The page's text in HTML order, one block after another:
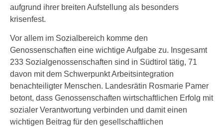
aufgrund ihrer breiten Aufstellung als besonders
krisenfest.
Vor allem im Sozialbereich komme den
Genossenschaften eine wichtige Aufgabe zu. Insgesamt
233 Sozialgenossenschaften sind in Südtirol tätig, 71
davon mit dem Schwerpunkt Arbeitsintegration
benachteiligter Menschen. Landesrätin Rosmarie Pamer
betont, dass Genossenschaften wirtschaftlichen Erfolg mit
sozialer Verantwortung verbinden und damit einen
wichtigen Beitrag für den gesellschaftlichen